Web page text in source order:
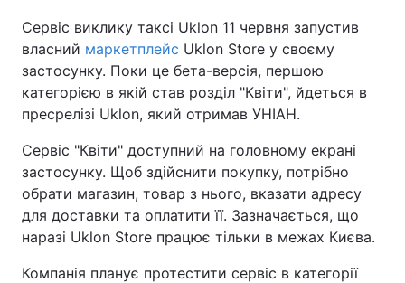
Головна Війна
Україна Політика
Економіка Світ
Спорт Наука
Техно і зв'язок Лайт
Зброя Інциденти
Здоров'я Туризм
Сервіс виклику таксі Uklon 11 червня запустив
власний маркетплейс Uklon Store у своєму
застосунку. Поки це бета-версія, першою
категорією в якій став розділ "Квіти", йдеться в
пресрелізі Uklon, який отримав УНІАН.
Сервіс "Квіти" доступний на головному екрані
застосунку. Щоб здійснити покупку, потрібно
обрати магазин, товар з нього, вказати адресу
для доставки та оплатити її. Зазначається, що
наразі Uklon Store працює тільки в межах Києва.
Компанія планує протестити сервіс в категорії